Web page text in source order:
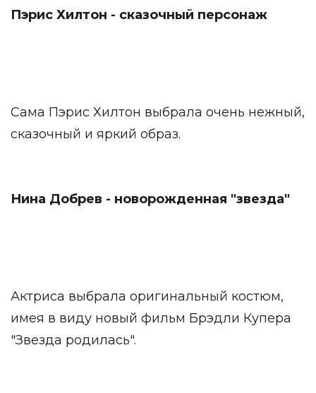
Пэрис Хилтон - сказочный персонаж
Сама Пэрис Хилтон выбрала очень нежный,
сказочный и яркий образ.
Нина Добрев - новорожденная "звезда"
Актриса выбрала оригинальный костюм,
имея в виду новый фильм Брэдли Купера
"Звезда родилась".